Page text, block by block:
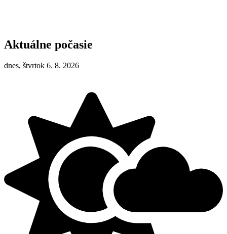
Aktuálne počasie
dnes, štvrtok 6. 8. 2026